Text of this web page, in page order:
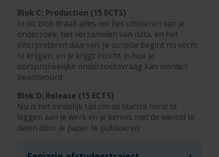
Blok C: Production (15 ECTS)
In dit blok draait alles om het uitvoeren van je
onderzoek, het verzamelen van data, en het
interpreteren daarvan. Je scriptie begint nu vorm
te krijgen, en je krijgt inzicht in hoe je
oorspronkelijke onderzoeksvraag kan worden
beantwoord.
Blok D: Release (15 ECTS)
Nu is het eindelijk tijd om de laatste hand te
leggen aan je werk en je kennis met de wereld te
delen door je paper te publiceren.